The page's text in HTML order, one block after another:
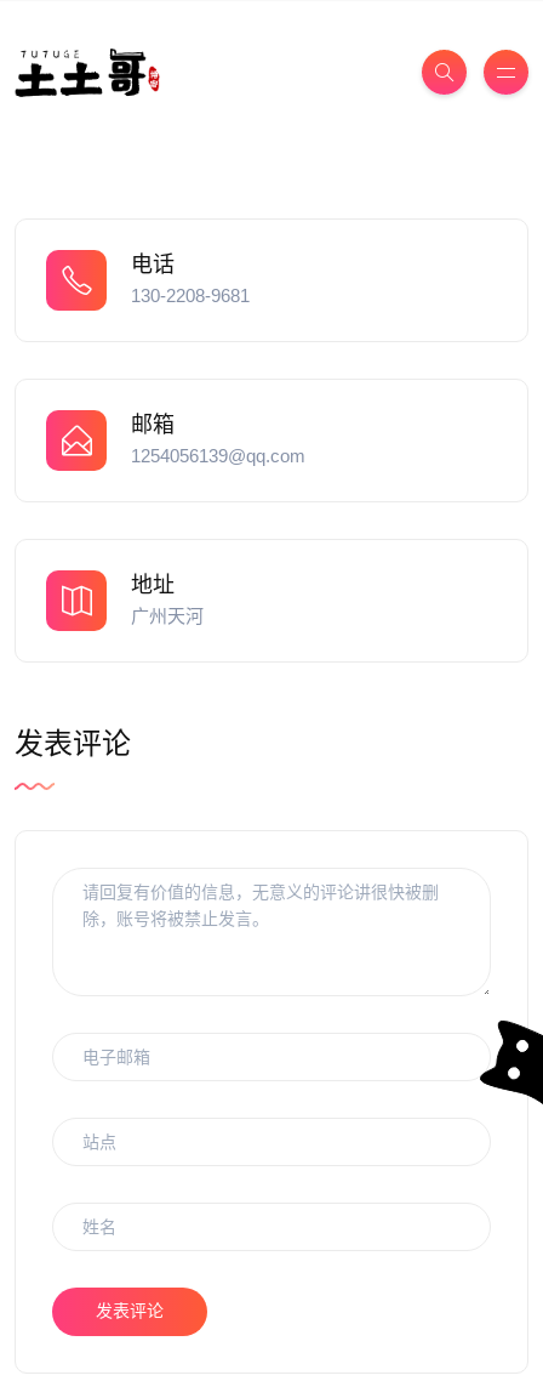
电话
130-2208-9681
邮箱
1254056139@qq.com
地址
广州天河
发表评论
发表评论